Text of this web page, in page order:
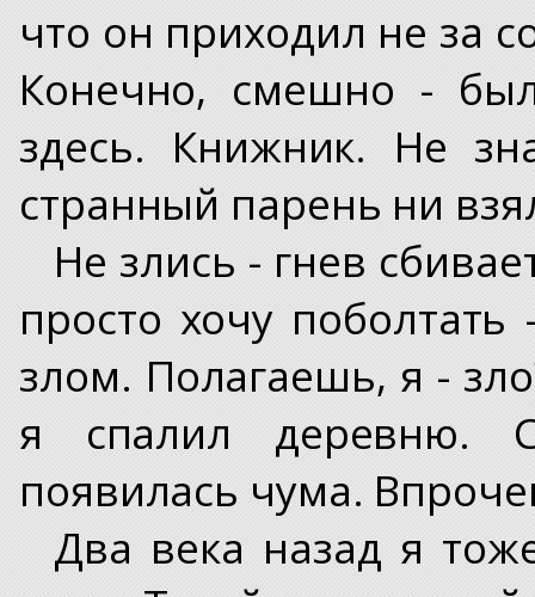
что он приходил не за
Конечно, смешно -
здесь. Книжник. Не
странный парень ни
Не злись - гнев
просто хочу
злом. Полагаешь, я -
я спалил деревню.
появилась чума.
Два века назад я